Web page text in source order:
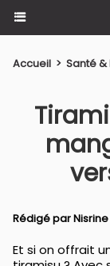
Accueil > Santé &
Rédigé par
Et si on offrait